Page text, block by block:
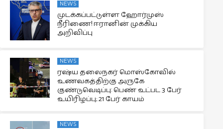
NEWS
முடக்கப்பட்டுள்ள ஹோர்முஸ்
நீரிணை! ஈரானின் முக்கிய
அறிவிப்பு
NEWS
ரஷ்ய தலைநகர் மொஸ்கோவில்
உணவகத்திற்கு அருகே
குண்டுவெடிப்பு: பெண் உட்பட 3 பேர்
உயிரிழப்பு; 21 பேர் காயம்
NEWS